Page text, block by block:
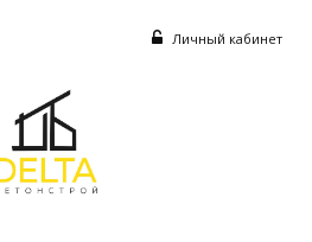
Личный кабинет